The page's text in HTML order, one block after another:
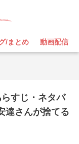
/まとめ 動画配信
らすじ・ネタバ
達さんが捨てる